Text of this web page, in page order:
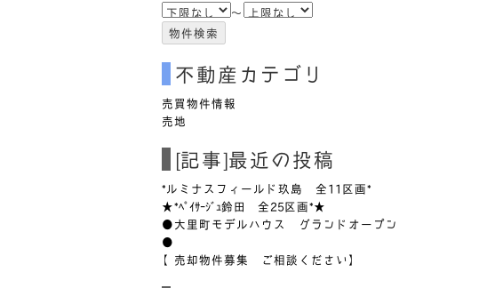
～
不動産カテゴリ
売買物件情報
売地
[記事]最近の投稿
*ルミナスフィールド玖島 全11区画*
★*ﾍﾟｲｻｰｼﾞｭ鈴田 全25区画*★
●大里町モデルハウス グランドオープン
●
【売却物件募集 ご相談ください】